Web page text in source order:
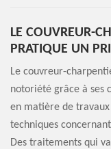
LE COUVREUR-
PRATIQUE UN
Le couvreur-
notoriété grâce à ses
en matière de
techniques
Des traitements qui